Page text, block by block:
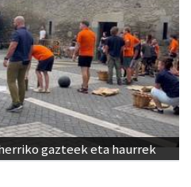
gazteek eta haurrek